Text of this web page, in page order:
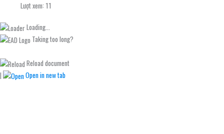
Lượt xem: 11
Loading...
Taking too long?
Reload document
|
Open in new tab